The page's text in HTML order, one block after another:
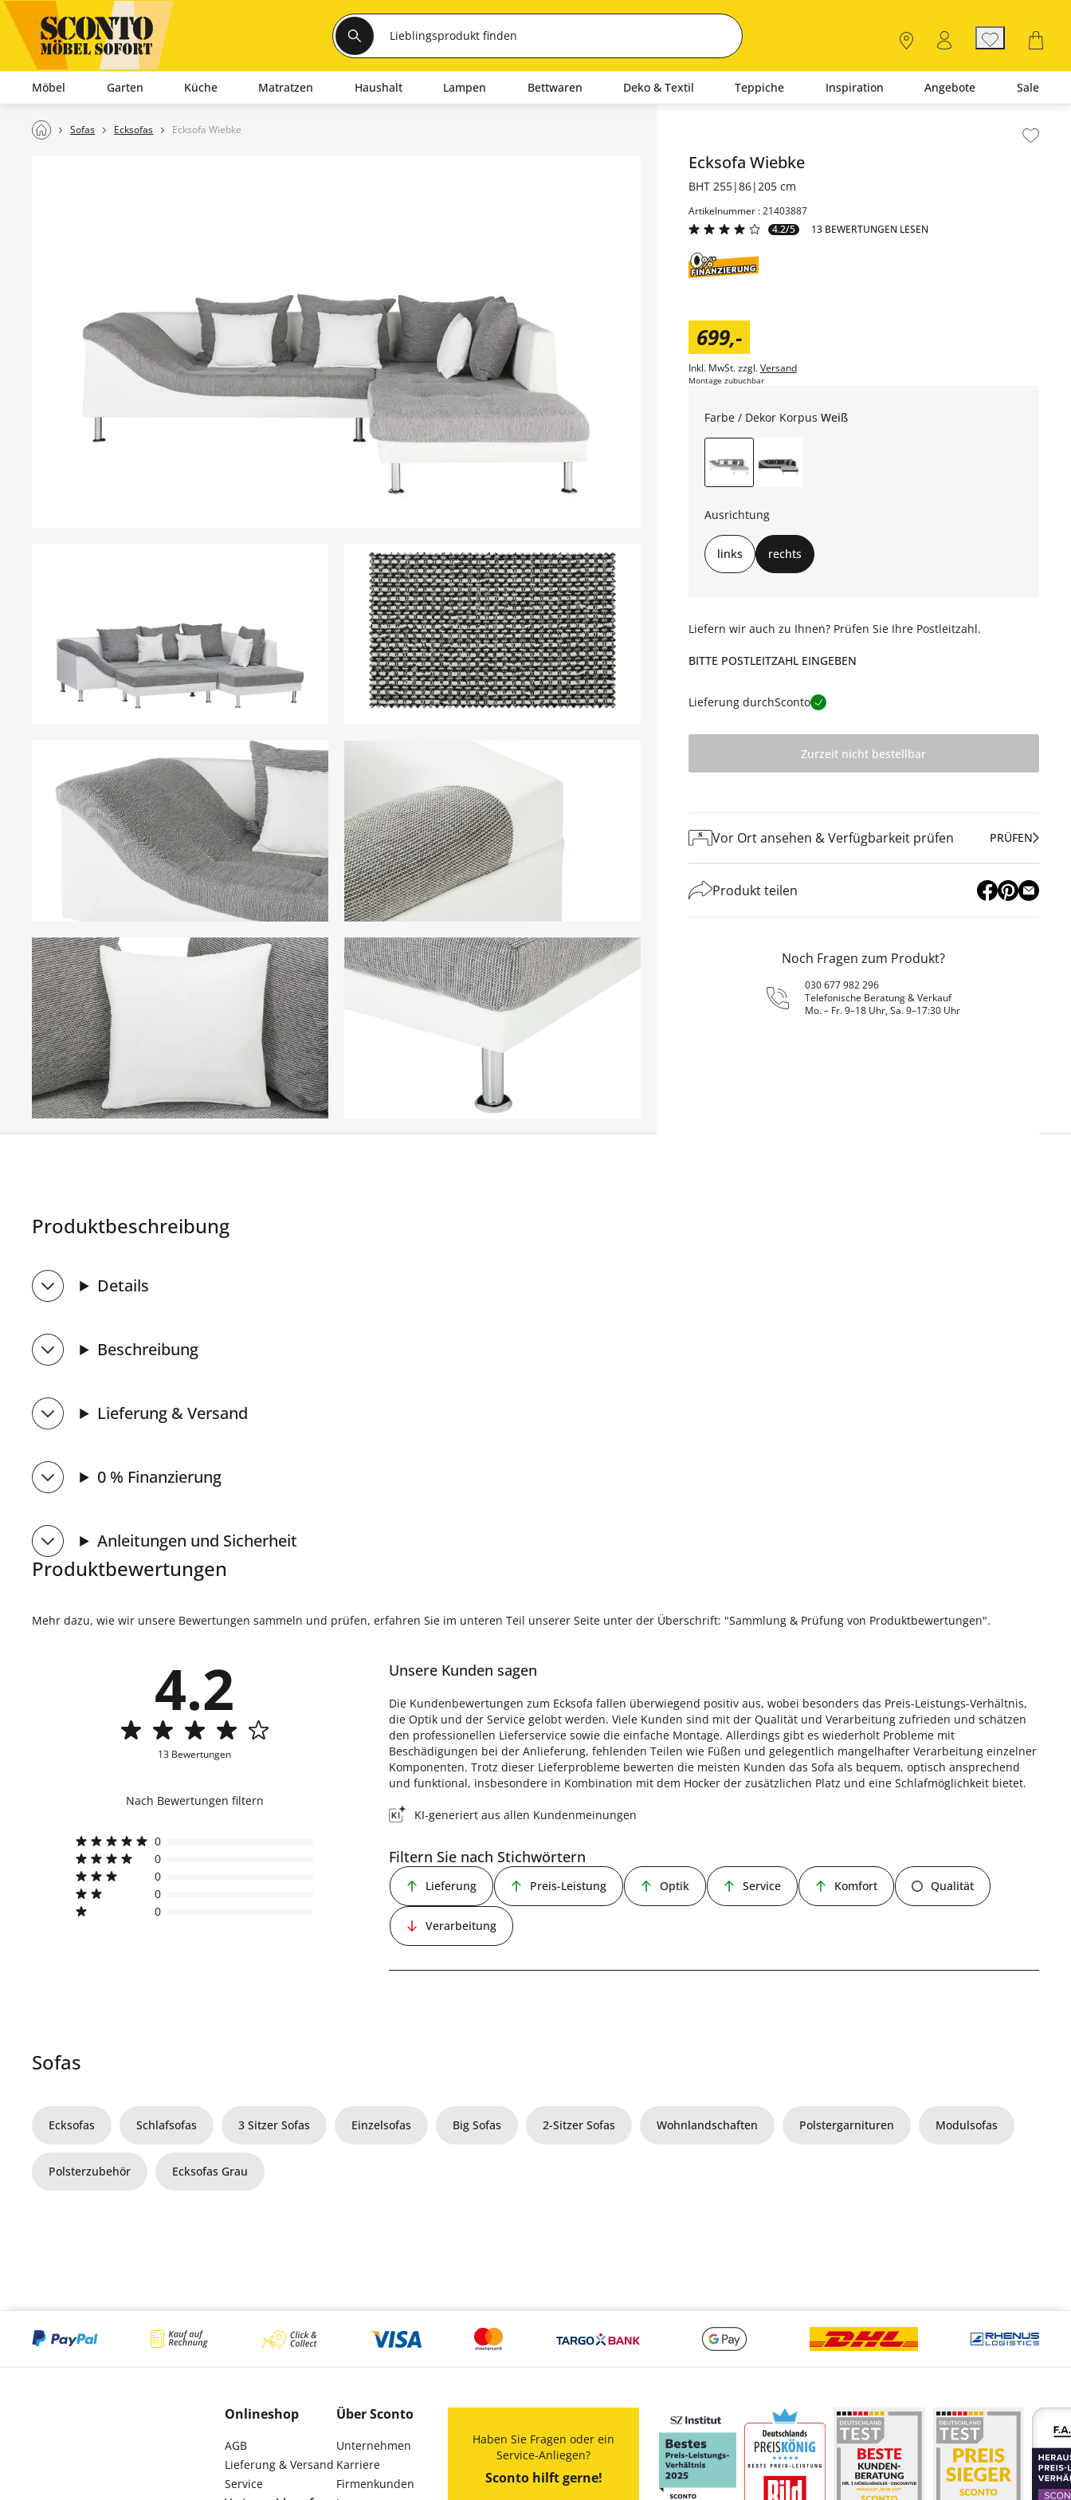
Möbel Garten Küche Matratzen Haushalt Lampen Bettwaren Deko & Textil Teppiche Inspiration Angebote Sale
Sofas Ecksofas Ecksofa Wiebke
Ecksofa Wiebke
BHT 255|86|205 cm
Artikelnummer : 21403887
4.2/5
13 BEWERTUNGEN LESEN
699,-
Inkl. MwSt. zzgl.Versand
Montage zubuchbar
Farbe / Dekor Korpus Weiß
Ausrichtung
links rechts
Liefern wir auch zu Ihnen? Prüfen Sie Ihre Postleitzahl.
BITTE POSTLEITZAHL EINGEBEN
Lieferung durchSconto
Zurzeit nicht bestellbar
Vor Ort ansehen & Verfügbarkeit prüfen PRÜFEN
Produkt teilen
Noch Fragen zum Produkt?
030 677 982 296
Telefonische Beratung & Verkauf
Mo. – Fr. 9–18 Uhr, Sa. 9–17:30 Uhr
Produktbeschreibung
Details
Beschreibung
Lieferung & Versand
0 % Finanzierung
Anleitungen und Sicherheit
Produktbewertungen
Mehr dazu, wie wir unsere Bewertungen sammeln und prüfen, erfahren Sie im unteren Teil unserer Seite unter der Überschrift: "Sammlung & Prüfung von Produktbewertungen".
4.2
13 Bewertungen
Nach Bewertungen filtern
0
0
0
0
0
Unsere Kunden sagen
Die Kundenbewertungen zum Ecksofa fallen überwiegend positiv aus, wobei besonders das Preis-Leistungs-Verhältnis,
die Optik und der Service gelobt werden. Viele Kunden sind mit der Qualität und Verarbeitung zufrieden und schätzen
den professionellen Lieferservice sowie die einfache Montage. Allerdings gibt es wiederholt Probleme mit
Beschädigungen bei der Anlieferung, fehlenden Teilen wie Füßen und gelegentlich mangelhafter Verarbeitung einzelner
Komponenten. Trotz dieser Lieferprobleme bewerten die meisten Kunden das Sofa als bequem, optisch ansprechend
und funktional, insbesondere in Kombination mit dem Hocker der zusätzlichen Platz und eine Schlafmöglichkeit bietet.
KI-generiert aus allen Kundenmeinungen
Filtern Sie nach Stichwörtern
Lieferung Preis-Leistung Optik Service Komfort Qualität
Verarbeitung
Sofas
Ecksofas Schlafsofas 3 Sitzer Sofas Einzelsofas Big Sofas 2-Sitzer Sofas Wohnlandschaften Polstergarnituren Modulsofas
Polsterzubehör Ecksofas Grau
Onlineshop
AGB
Lieferung & Versand
Service
Über Sconto
Unternehmen
Karriere
Firmenkunden
Haben Sie Fragen oder ein
Service-Anliegen?
Sconto hilft gerne!